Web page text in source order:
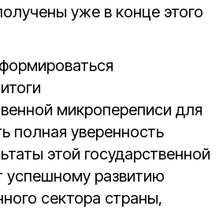
уже в конце этого
микропереписи для
полная уверенность
этой государственной
успешному развитию
сектора страны,